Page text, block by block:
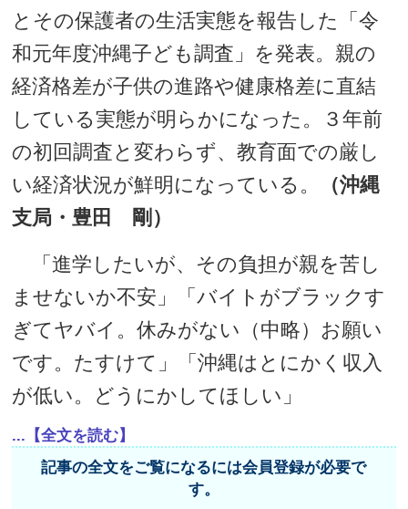
とその保護者の生活実態を報告した「令
和元年度沖縄子ども調査」を発表。親の
経済格差が子供の進路や健康格差に直結
している実態が明らかになった。３年前
の初回調査と変わらず、教育面での厳し
い経済状況が鮮明になっている。
（沖縄
支局・豊田 剛）
「進学したいが、その負担が親を苦し
ませないか不安」「バイトがブラックす
ぎてヤバイ。休みがない（中略）お願い
です。たすけて」「沖縄はとにかく収入
が低い。どうにかしてほしい」
...【全文を読む】
記事の全文をご覧になるには会員登録が必要で
す。